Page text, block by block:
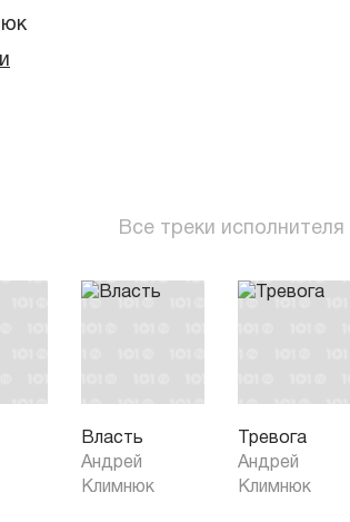
Все треки исполнителя
Власть
Андрей
Климнюк
Тревога
Андрей
Климнюк